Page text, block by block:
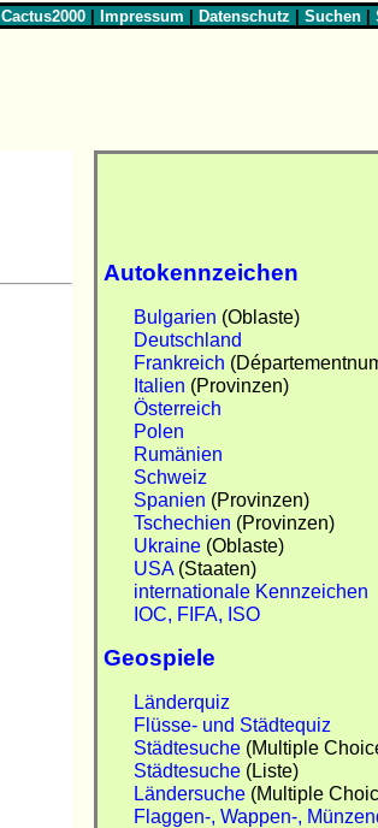
Cactus2000 |Impressum |Datenschutz |Suchen |
Autokennzeichen
Bulgarien (Oblaste)
Deutschland
Frankreich
Italien (Provinzen)
Österreich
Polen
Rumänien
Schweiz
Spanien (Provinzen)
Tschechien (Provinzen)
Ukraine(Oblaste)
USA(Staaten)
internationale Kennzeichen
IOC, FIFA, ISO
Geospiele
Länderquiz
Flüsse- und Städtequiz
Städtesuche(Multiple
Städtesuche(Liste)
Ländersuche(Multiple
Flaggen-, Wappen-,